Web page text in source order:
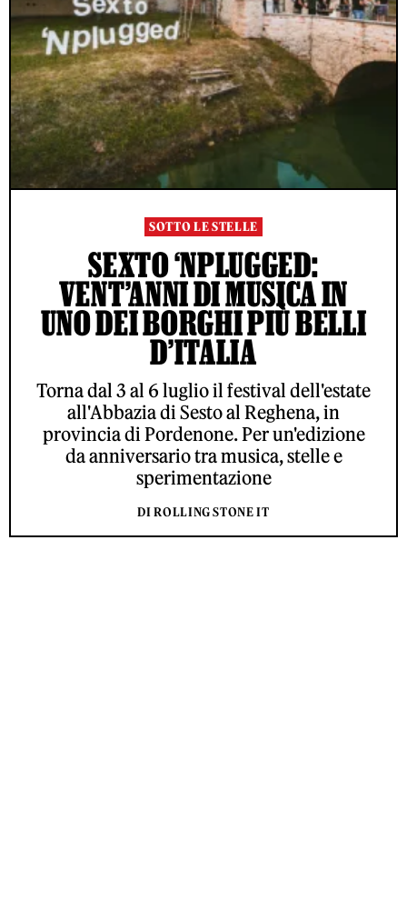
SOTTO LE STELLE
SEXTO ‘NPLUGGED:
VENT’ANNI DI MUSICA IN
UNO DEI BORGHI PIÙ BELLI
D’ITALIA
Torna dal 3 al 6 luglio il festival dell'estate
all'Abbazia di Sesto al Reghena, in
provincia di Pordenone. Per un'edizione
da anniversario tra musica, stelle e
sperimentazione
DI ROLLING STONE IT